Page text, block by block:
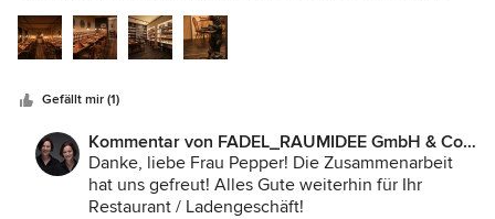
ganz viele denken, wir hätten beim Umbau wieder alte
Holzdielen zum Vorschein gebracht. Sind es aber nicht. Es
sind Fliesen im Vintage-Holz-Look. Suuuuper!! Again: tolle
Gefällt mir (1)
Kommentar von FADEL_RAUMIDEE GmbH & Co.
KG:
Danke, liebe Frau Pepper! Die Zusammenarbeit
hat uns gefreut! Alles Gute weiterhin für Ihr
Restaurant / Ladengeschäft!